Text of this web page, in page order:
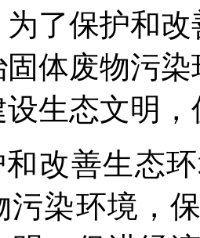
了保护和
体废物污
生态文明
改善生态
污染环境，